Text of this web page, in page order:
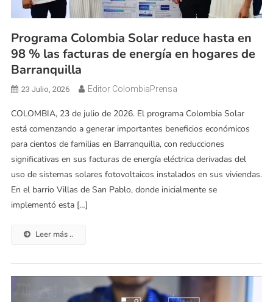
Programa Colombia Solar reduce hasta en
98 % las facturas de energía en hogares de
Barranquilla
23 Julio, 2026 Editor ColombiaPrensa
COLOMBIA, 23 de julio de 2026. El programa Colombia Solar
está comenzando a generar importantes beneficios económicos
para cientos de familias en Barranquilla, con reducciones
significativas en sus facturas de energía eléctrica derivadas del
uso de sistemas solares fotovoltaicos instalados en sus viviendas.
En el barrio Villas de San Pablo, donde inicialmente se
implementó esta […]
Leer más ..